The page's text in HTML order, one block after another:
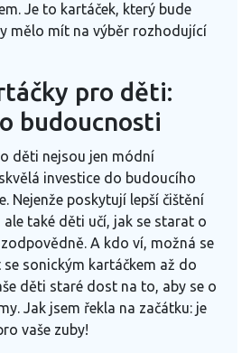
Je to kartáček, který bude
mělo mít na výběr rozhodující
pro děti:
budoucnosti
děti nejsou jen módní
investice do budoucího
Nejenže poskytují lepší čištění
ale také děti učí, jak se starat o
A kdo ví, možná se
sonickým kartáčkem až do
děti staré dost na to, aby se o
Jak jsem řekla na začátku: je
vaše zuby!